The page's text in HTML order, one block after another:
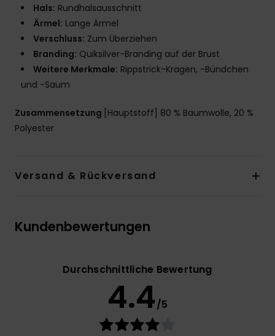
Hals: Rundhalsausschnitt
Ärmel: Lange Ärmel
Verschluss: Zum Überziehen
Branding: Quiksilver-Branding auf der Brust
Weitere Merkmale: Rippstrick-Kragen, -Bündchen
und -Saum
Zusammensetzung [Hauptstoff] 80 % Baumwolle, 20 %
Polyester
Versand & Rückversand
Kundenbewertungen
Durchschnittliche Bewertung
4.4/5